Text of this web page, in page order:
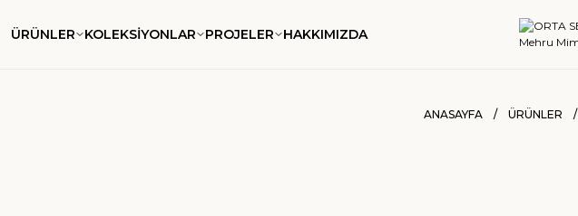
ÜRÜNLER KOLEKSİYONLAR PROJELER HAKKIMIZDA
ANASAYFA ÜRÜNLER